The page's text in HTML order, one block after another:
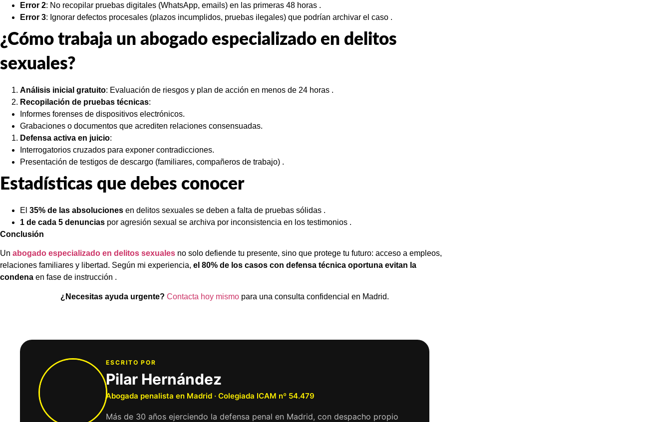
Error 2: No recopilar pruebas digitales (WhatsApp, emails) en las primeras 48 horas .
Error 3: Ignorar defectos procesales (plazos incumplidos, pruebas ilegales) que podrían archivar el caso .
¿Cómo trabaja un abogado especializado en delitos
sexuales?
Análisis inicial gratuito: Evaluación de riesgos y plan de acción en menos de 24 horas .
Recopilación de pruebas técnicas:
Informes forenses de dispositivos electrónicos.
Grabaciones o documentos que acrediten relaciones consensuadas.
Defensa activa en juicio:
Interrogatorios cruzados para exponer contradicciones.
Presentación de testigos de descargo (familiares, compañeros de trabajo) .
Estadísticas que debes conocer
El 35% de las absoluciones en delitos sexuales se deben a falta de pruebas sólidas .
1 de cada 5 denuncias por agresión sexual se archiva por inconsistencia en los testimonios .
Conclusión
Un abogado especializado en delitos sexuales no solo defiende tu presente, sino que protege tu futuro: acceso a empleos,
relaciones familiares y libertad. Según mi experiencia, el 80% de los casos con defensa técnica oportuna evitan la
condena en fase de instrucción .
¿Necesitas ayuda urgente? Contacta hoy mismo para una consulta confidencial en Madrid.
ESCRITO POR
Pilar Hernández
Abogada penalista en Madrid · Colegiada ICAM nº 54.479
Más de 30 años ejerciendo la defensa penal en Madrid, con despacho propio